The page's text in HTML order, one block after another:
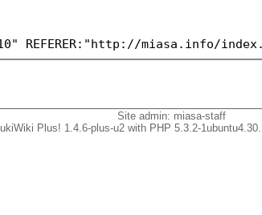
Site admin: miasa-staff
Plus! 1.4.6-plus-u2 with PHP 5.3.2-